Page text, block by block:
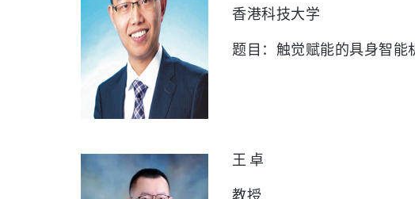
香港科技大学
题目：触觉赋能的具身智能
王 卓
教授